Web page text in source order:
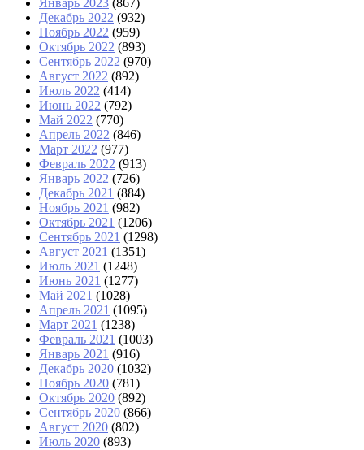
Январь 2023 (867)
Декабрь 2022 (932)
Ноябрь 2022 (959)
Октябрь 2022 (893)
Сентябрь 2022 (970)
Август 2022 (892)
Июль 2022 (414)
Июнь 2022 (792)
Май 2022 (770)
Апрель 2022 (846)
Март 2022 (977)
Февраль 2022 (913)
Январь 2022 (726)
Декабрь 2021 (884)
Ноябрь 2021 (982)
Октябрь 2021 (1206)
Сентябрь 2021 (1298)
Август 2021 (1351)
Июль 2021 (1248)
Июнь 2021 (1277)
Май 2021 (1028)
Апрель 2021 (1095)
Март 2021 (1238)
Февраль 2021 (1003)
Январь 2021 (916)
Декабрь 2020 (1032)
Ноябрь 2020 (781)
Октябрь 2020 (892)
Сентябрь 2020 (866)
Август 2020 (802)
Июль 2020 (893)